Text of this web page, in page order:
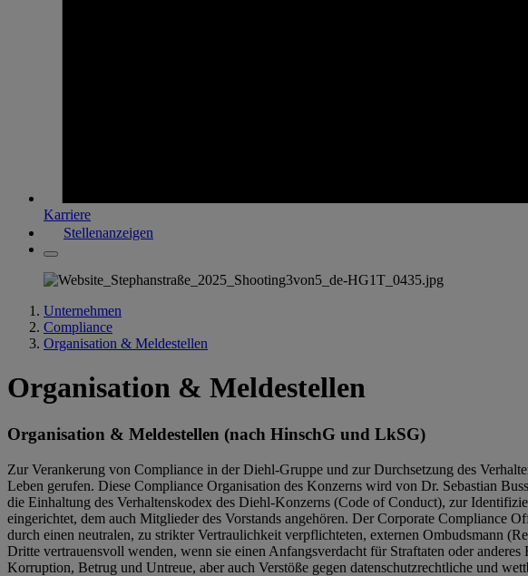
Karriere
Stellenanzeigen
Unternehmen
Compliance
Organisation & Meldestellen
Organisation & Meldestellen
Organisation & Meldestellen (nach HinschG und LkSG)
Zur Verankerung von Compliance in der Diehl-Gruppe und zur Durchsetzung des
Leben gerufen. Diese Compliance Organisation des Konzerns wird von Dr. Sebastian
die Einhaltung des Verhaltenskodex des Diehl-Konzerns (Code of Conduct), zur
eingerichtet, dem auch Mitglieder des Vorstands angehören. Der Corporate Compliance
durch einen neutralen, zu strikter Vertraulichkeit verpflichteten, externen Ombudsmann
Dritte vertrauensvoll wenden, wenn sie einen Anfangsverdacht für Straftaten oder
Korruption, Betrug und Untreue, aber auch Verstöße gegen datenschutzrechtliche und